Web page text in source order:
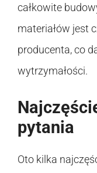
całkowite
materiałów jest
producenta, co
wytrzymałości.
pytania
Oto kilka